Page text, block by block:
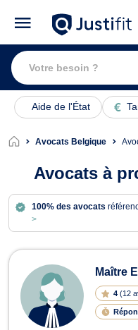
Aide de l'État
Avocats Belgique
Avocats à
100% des avocats
>
Avocats à
Maître
4 (12